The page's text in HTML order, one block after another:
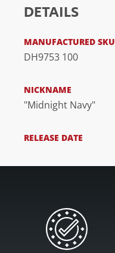
DETAILS
MANUFACTURED SKU
DH9753 100
NICKNAME
"Midnight Navy"
RELEASE DATE